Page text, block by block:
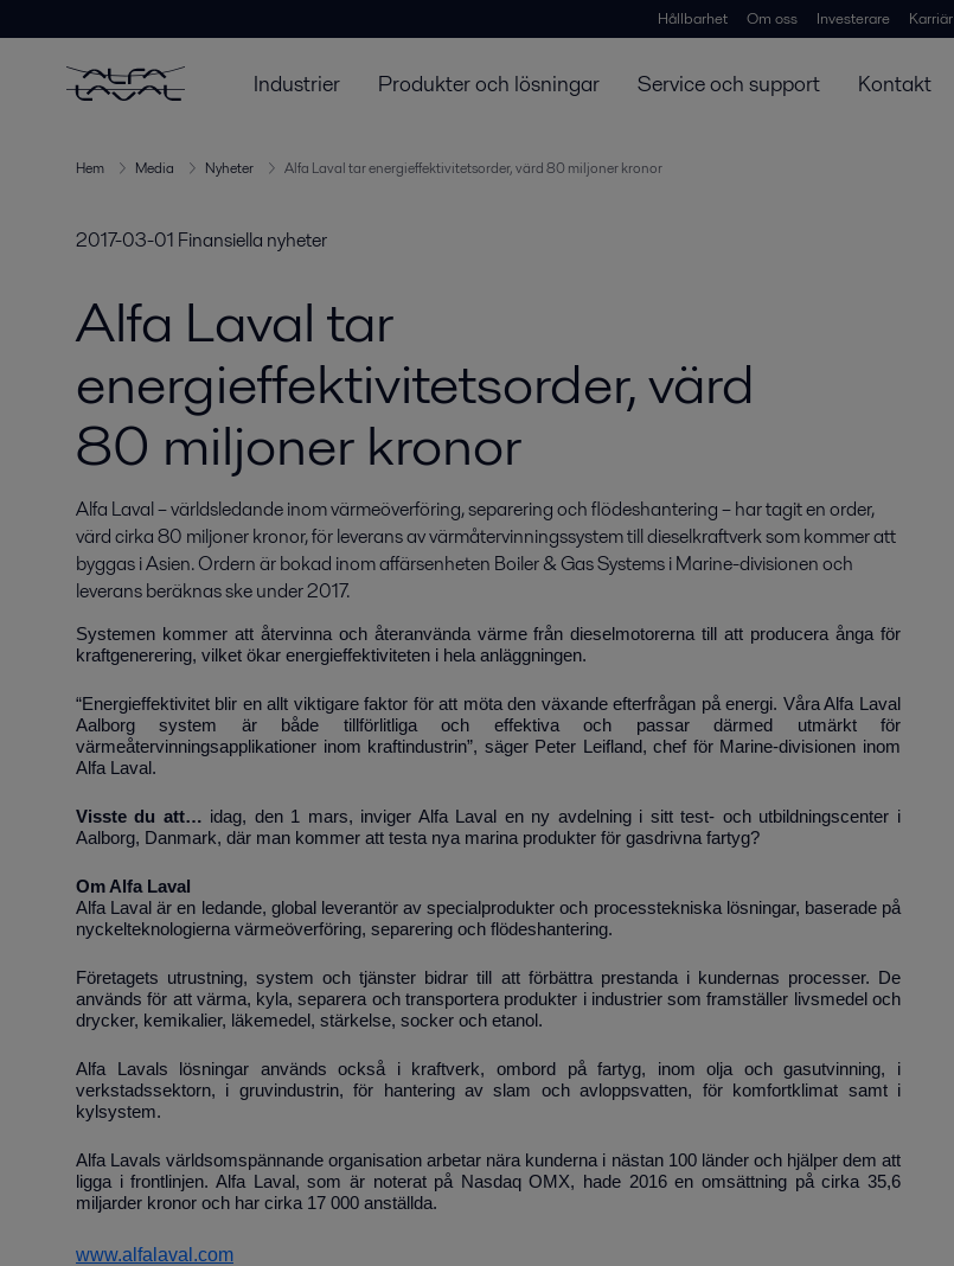
Hållbarhet Om oss Investerare Karriär
Industrier Produkter och lösningar Service och support Kontakt
Hem Media Nyheter Alfa Laval tar energieffektivitetsorder, värd 80 miljoner kronor
2017-03-01 Finansiella nyheter
Alfa Laval tar
energieffektivitetsorder, värd
80 miljoner kronor
Alfa Laval – världsledande inom värmeöverföring, separering och flödeshantering – har tagit en order,
värd cirka 80 miljoner kronor, för leverans av värmåtervinningssystem till dieselkraftverk som kommer att
byggas i Asien. Ordern är bokad inom affärsenheten Boiler & Gas Systems i Marine-divisionen och
leverans beräknas ske under 2017.
Systemen kommer att återvinna och återanvända värme från dieselmotorerna till att producera ånga för
kraftgenerering, vilket ökar energieffektiviteten i hela anläggningen.
“Energieffektivitet blir en allt viktigare faktor för att möta den växande efterfrågan på energi. Våra Alfa Laval
Aalborg system är både tillförlitliga och effektiva och passar därmed utmärkt för
värmeåtervinningsapplikationer inom kraftindustrin”, säger Peter Leifland, chef för Marine-divisionen inom
Alfa Laval.
Visste du att… idag, den 1 mars, inviger Alfa Laval en ny avdelning i sitt test- och utbildningscenter i
Aalborg, Danmark, där man kommer att testa nya marina produkter för gasdrivna fartyg?
Om Alfa Laval
Alfa Laval är en ledande, global leverantör av specialprodukter och processtekniska lösningar, baserade på
nyckelteknologierna värmeöverföring, separering och flödeshantering.
Företagets utrustning, system och tjänster bidrar till att förbättra prestanda i kundernas processer. De
används för att värma, kyla, separera och transportera produkter i industrier som framställer livsmedel och
drycker, kemikalier, läkemedel, stärkelse, socker och etanol.
Alfa Lavals lösningar används också i kraftverk, ombord på fartyg, inom olja och gasutvinning, i
verkstadssektorn, i gruvindustrin, för hantering av slam och avloppsvatten, för komfortklimat samt i
kylsystem.
Alfa Lavals världsomspännande organisation arbetar nära kunderna i nästan 100 länder och hjälper dem att
ligga i frontlinjen. Alfa Laval, som är noterat på Nasdaq OMX, hade 2016 en omsättning på cirka 35,6
miljarder kronor och har cirka 17 000 anställda.
www.alfalaval.com